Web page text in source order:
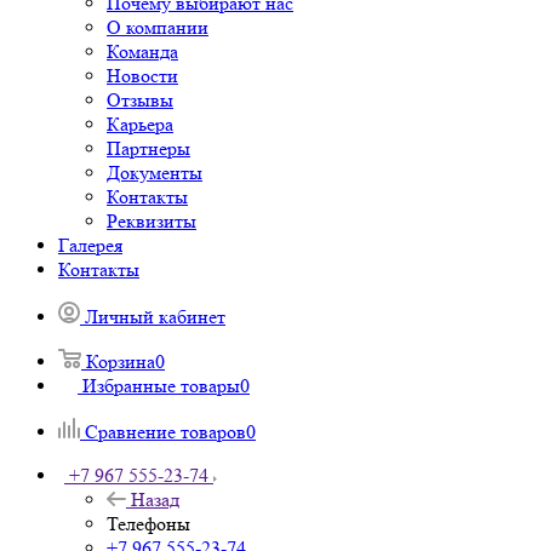
О компании
Команда
Новости
Отзывы
Карьера
Партнеры
Документы
Контакты
Реквизиты
Галерея
Контакты
Личный кабинет
Корзина0
Избранные товары0
Сравнение товаров0
+7 967 555-23-74
Назад
Телефоны